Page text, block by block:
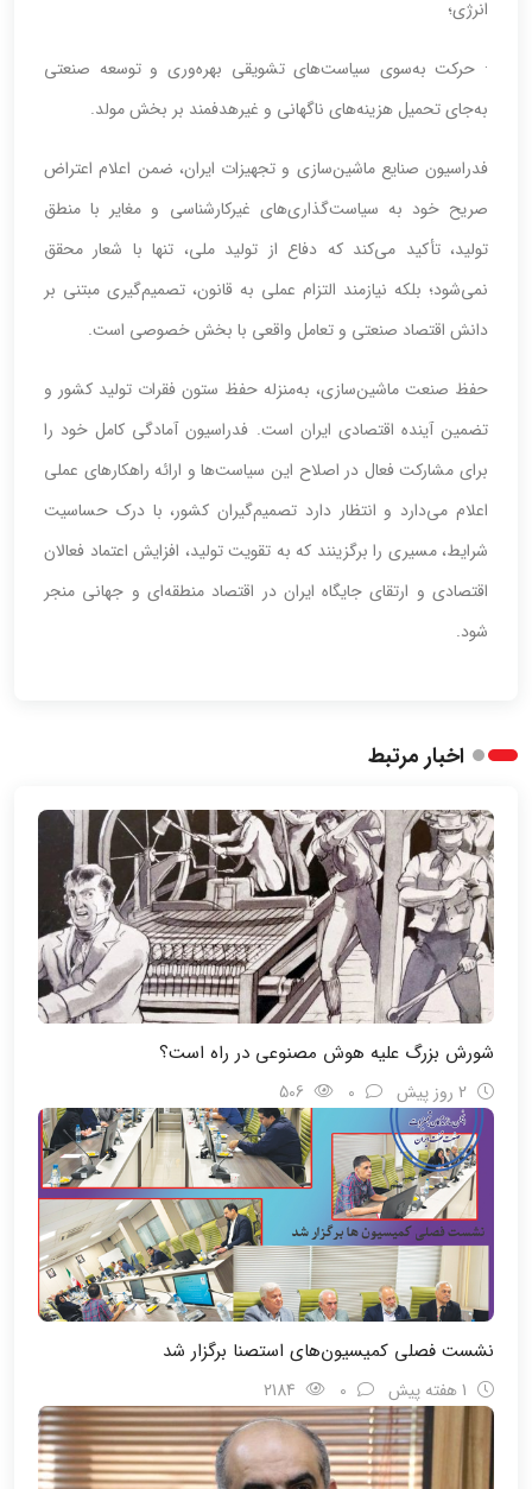
انرژی؛
· حرکت به‌سوی سیاست‌های تشویقی بهره‌وری و توسعه صنعتی
به‌جای تحمیل هزینه‌های ناگهانی و غیرهدفمند بر بخش مولد.
فدراسیون صنایع ماشین‌سازی و تجهیزات ایران، ضمن اعلام اعتراض
صریح خود به سیاست‌گذاری‌های غیرکارشناسی و مغایر با منطق
تولید، تأکید می‌کند که دفاع از تولید ملی، تنها با شعار محقق
نمی‌شود؛ بلکه نیازمند التزام عملی به قانون، تصمیم‌گیری مبتنی بر
دانش اقتصاد صنعتی و تعامل واقعی با بخش خصوصی است.
حفظ صنعت ماشین‌سازی، به‌منزله حفظ ستون فقرات تولید کشور و
تضمین آینده اقتصادی ایران است. فدراسیون آمادگی کامل خود را
برای مشارکت فعال در اصلاح این سیاست‌ها و ارائه راهکارهای عملی
اعلام می‌دارد و انتظار دارد تصمیم‌گیران کشور، با درک حساسیت
شرایط، مسیری را برگزینند که به تقویت تولید، افزایش اعتماد فعالان
اقتصادی و ارتقای جایگاه ایران در اقتصاد منطقه‌ای و جهانی منجر
شود.
اخبار مرتبط
شورش بزرگ علیه هوش مصنوعی در راه است؟
نشست فصلی کمیسیون‌های استصنا برگزار شد